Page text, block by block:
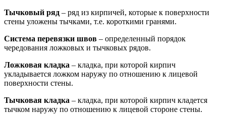
Тычковый ряд – ряд из кирпичей, которые к поверхности
стены уложены тычками, т.е. короткими гранями.
Система перевязки швов – определенный порядок
чередования ложковых и тычковых рядов.
Ложковая кладка – кладка, при которой кирпич
укладывается ложком наружу по отношению к лицевой
поверхности стены.
Тычковая кладка – кладка, при которой кирпич кладется
тычком наружу по отношению к лицевой стороне стены.